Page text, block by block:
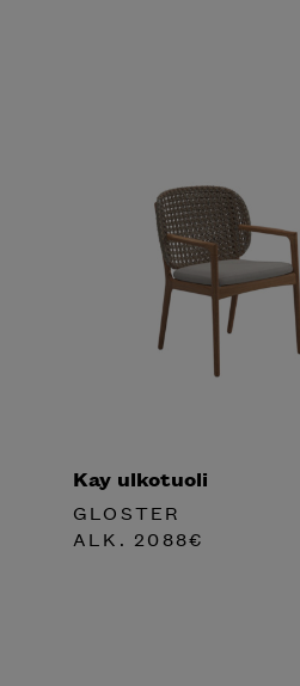
Kay ulkotuoli
GLOSTER
ALK. 2088€